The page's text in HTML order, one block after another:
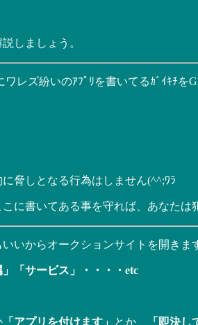
しましょう。
レズ紛いのｱﾌﾟﾘを書いてるｶﾞｲｷﾁを
脅しとなる行為はしません(^^;ﾜﾗ
に書いてある事を守れば、あなた
いからオークションサイトを開き
」「サービス」・・・・etc
「アプリを付けます」 とか、 「即決